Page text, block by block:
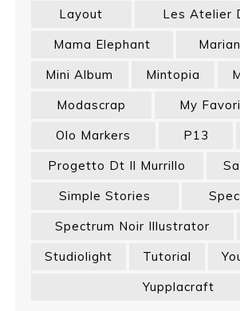
Layout
Les Atelier
Mama Elephant
Mini Album
Mintopia
Modascrap
My
Olo Markers
P13
Progetto Dt Il Murrillo
Simple Stories
Spectrum Noir Illustrator
Studiolight
Tutorial
Yupplacraft